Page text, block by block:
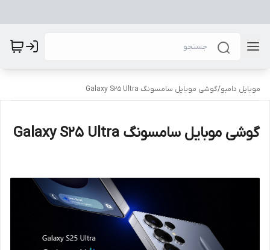
موبایل دامبو/گوشی موبایل سامسونگ Galaxy S25 Ultra
گوشی موبایل سامسونگ Galaxy S25 Ultra